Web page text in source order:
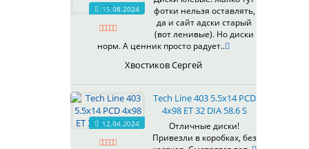
614
622
624
625
626
628
629
15.08.2024
фотки нельзя оставлять,
да и сайт адски старый
(вот ленивые). Но диски
норм. А ценник просто радует..
Хвостиков Сергей
12.04.2024
Tech Line 403 5.5x14 PCD
4x98 ET 32 DIA 58.6 S
Отличные диски!
Привезли в коробках, без